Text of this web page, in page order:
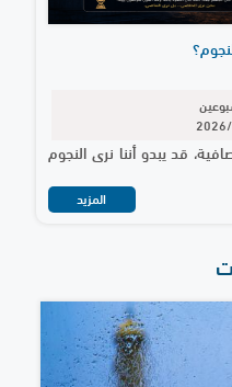
قد يبدو أننا نرى النجوم
المزيد